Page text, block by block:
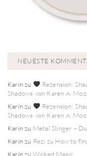
NEUESTE
Karinzu
Rezension:
Shadows von Karen A.
Karinzu
Rezension:
Shadows von Karen A.
Karinzu Metal Slinger –
Karinzu Rezi zu How to
Karinzu Wicked Magic